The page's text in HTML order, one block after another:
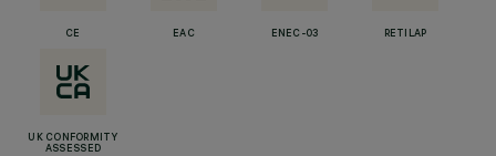
CE EAC ENEC-03 RETILAP
UK CONFORMITY
ASSESSED